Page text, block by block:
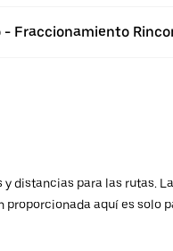
Fraccionamiento
distancias para las rutas.
aquí es solo